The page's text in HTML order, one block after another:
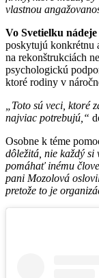
vlastnou
Vo Svetielku
poskytujú konkrétnu
na rekonštrukciách
psychologickú
ktoré rodiny v
„Toto sú veci, ktoré
najviac potrebujú,“
Osobne k téme
dôležitá, nie každý
pomáhať inému
pani Mozolová
pretože to je